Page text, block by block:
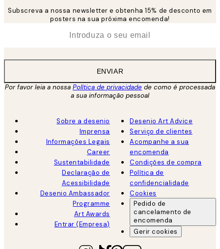
Subscreva a nossa newsletter e obtenha 15% de desconto em
posters na sua próxima encomenda!
ENVIAR
Por favor leia a nossa Política de privacidade de como é processada
a sua informação pessoal
Sobre a desenio
Imprensa
Informações Legais
Career
Sustentabilidade
Declaração de
Acessibilidade
Desenio Ambassador
Programme
Art Awards
Entrar (Empresa)
Desenio Art Advice
Serviço de clientes
Acompanhe a sua
encomenda
Condições de compra
Política de
confidencialidade
Cookies
Pedido de
cancelamento de
encomenda
Gerir cookies